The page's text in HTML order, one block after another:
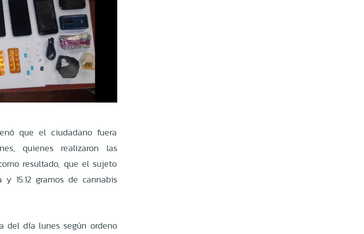
que el ciudadano fuera
quienes realizaron las
resultado, que el sujeto
15.12 gramos de cannabis
del día lunes según ordeno